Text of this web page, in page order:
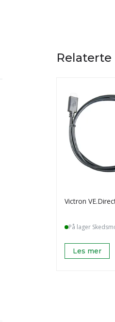
Victron
På lager
Les mer